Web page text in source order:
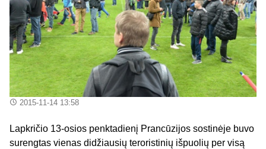
2015-11-14 13:58
Lapkričio 13-osios penktadienį Prancūzijos sostinėje buvo
surengtas vienas didžiausių teroristinių išpuolių per visą